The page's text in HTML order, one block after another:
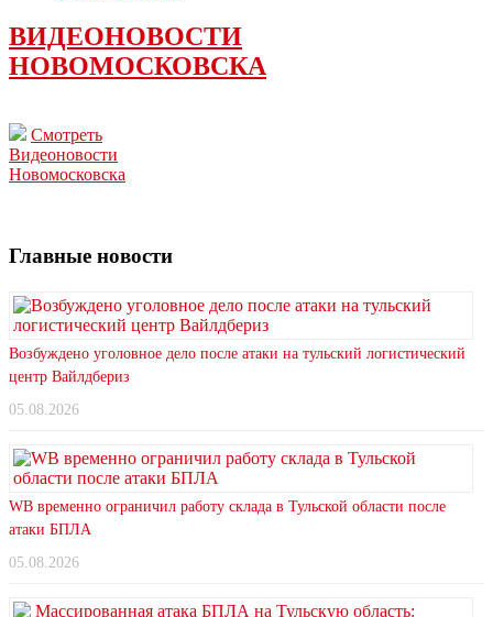
ВИДЕОНОВОСТИ
НОВОМОСКОВСКА
Смотреть
Видеоновости
Новомосковска
Главные новости
Возбуждено уголовное дело после атаки на тульский логистический
центр Вайлдбериз
05.08.2026
WB временно ограничил работу склада в Тульской области после
атаки БПЛА
05.08.2026